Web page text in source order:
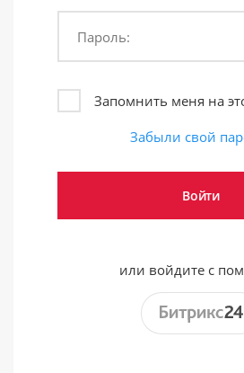
Пароль:
Запомнить меня на
Забыли свой
или войдите с